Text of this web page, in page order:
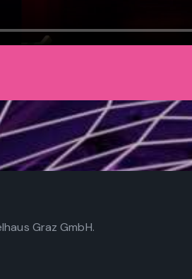
Graz GmbH.